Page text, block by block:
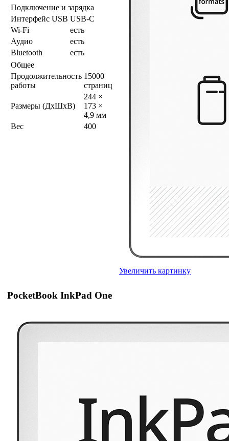
Подключение и зарядка
Интерфейс USB USB-C
Wi-Fi
есть
Аудио
есть
Bluetooth
есть
Общее
Продолжительность
работы
15000
страниц
Размеры (ДхШхВ)
244 ×
173 ×
4,9 мм
Вес
400
Увеличить картинку
PocketBook InkPad One